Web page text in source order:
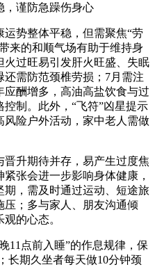
，谨防急躁伤身心
运势整体平稳，但需聚焦“劳
来的和顺气场有助于维持身
过旺易引发肝火旺盛、失眠
需防范颈椎劳损；7月需注
酬增多，高油高盐饮食与过
制。此外，“飞符”凶星提示
险户外活动，家中老人需做
升期待并存，易产生过度焦
张会进一步影响身体健康，
，需及时通过运动、短途旅
；多与家人、朋友沟通倾
的心态。
11点前入睡”的作息规律，保
长期久坐者每天做10分钟颈